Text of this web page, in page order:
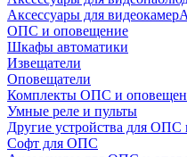
Аксессуары для видеокамер
ОПС и оповещение
Шкафы автоматики
Извещатели
Оповещатели
Комплекты ОПС и
Умные реле и пульты
Другие устройства для ОПС
Софт для ОПС